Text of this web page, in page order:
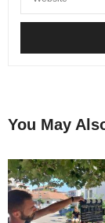
You May